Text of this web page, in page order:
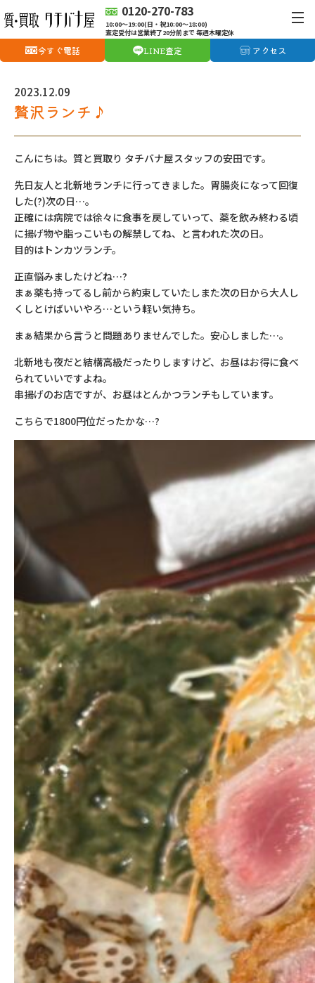
0120-270-783
10:00〜19:00(日・祝10:00〜18:00)
査定受付は営業終了20分前まで 毎週木曜定休
今すぐ電話 LINE査定 アクセス
2023.12.09
贅沢ランチ♪
こんにちは。質と買取り タチバナ屋スタッフの安田です。
先日友人と北新地ランチに行ってきました。胃腸炎になって回復
した(?)次の日…。
正確には病院では徐々に食事を戻していって、薬を飲み終わる頃
に揚げ物や脂っこいもの解禁してね、と言われた次の日。
目的はトンカツランチ。
正直悩みましたけどね…?
まぁ薬も持ってるし前から約束していたしまた次の日から大人し
くしとけばいいやろ…という軽い気持ち。
まぁ結果から言うと問題ありませんでした。安心しました…。
北新地も夜だと結構高級だったりしますけど、お昼はお得に食べ
られていいですよね。
串揚げのお店ですが、お昼はとんかつランチもしています。
こちらで1800円位だったかな…?